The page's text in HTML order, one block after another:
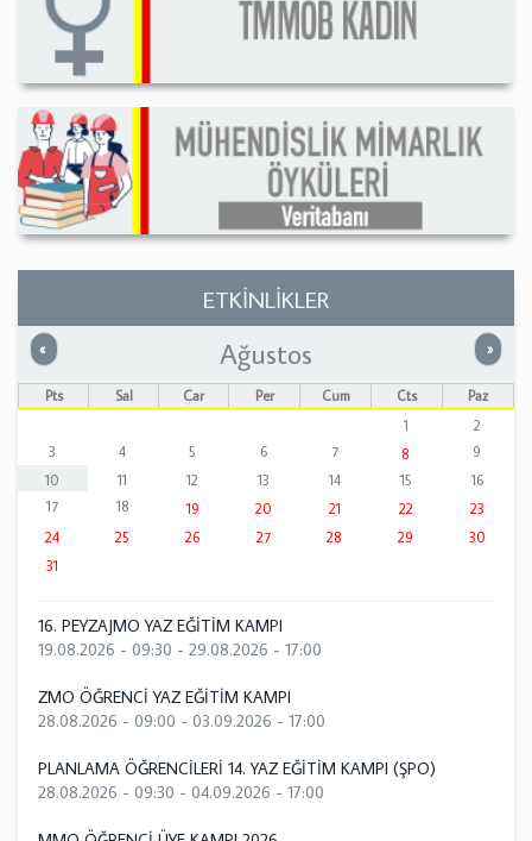
ETKİNLİKLER
« Önceki »
Ağustos
Pts Sal Çar Per Cum Cts
Paz
1
2
3
4 5 6 7 8
9
10
11 12 13 14 15
16
17
18 19 20 21 22
23
24
25 26 27 28 29
30
31
16. PEYZAJMO YAZ EĞİTİM KAMPI
19.08.2026 - 09:30 - 29.08.2026 - 17:00
ZMO ÖĞRENCİ YAZ EĞİTİM KAMPI
28.08.2026 - 09:00 - 03.09.2026 - 17:00
PLANLAMA ÖĞRENCİLERİ 14. YAZ EĞİTİM KAMPI (ŞPO)
28.08.2026 - 09:30 - 04.09.2026 - 17:00